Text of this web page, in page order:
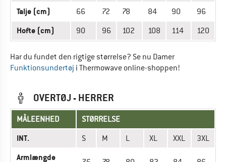
Talje (cm) 66 72 78 84 90 96
Hofte (cm) 90 96 102 108 114 120
Har du fundet den rigtige størrelse? Se nu Damer
Funktionsundertøj i Thermowave online-shoppen!
OVERTØJ - HERRER
MÅLEENHED STØRRELSE
INT. S M L XL XXL 3XL
Armlængde